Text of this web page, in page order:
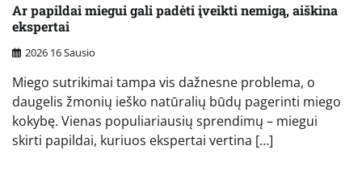
Ar papildai miegui gali padėti įveikti nemigą, aiškina
ekspertai
2026 16 Sausio
Miego sutrikimai tampa vis dažnesne problema, o
daugelis žmonių ieško natūralių būdų pagerinti miego
kokybę. Vienas populiariausių sprendimų – miegui
skirti papildai, kuriuos ekspertai vertina […]